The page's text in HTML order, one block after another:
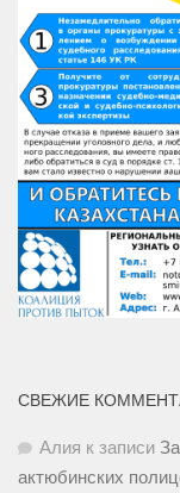
СВЕЖИЕ
Алия к записи
актюбинских